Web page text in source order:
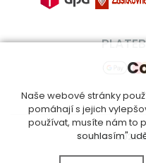
© 2014 - 2026
Naše webové stránky
pomáhají s jejich
používat, musíte nám to
souhlasím"